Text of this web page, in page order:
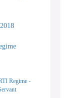
Regime -